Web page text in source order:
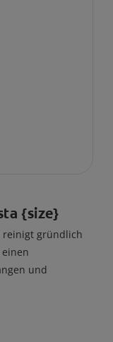
{size}
reinigt gründlich
und